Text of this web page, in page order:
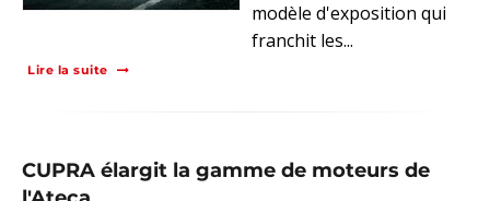
modèle d'exposition qui
franchit les...
Lire la suite
CUPRA élargit la gamme de moteurs de